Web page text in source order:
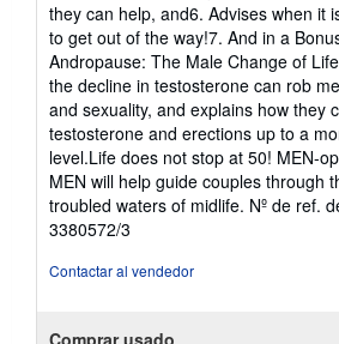
they can help, and6. Advises when it
to get out of the way!7. And in a
Andropause: The Male Change of
the decline in testosterone can rob
and sexuality, and explains how they
testosterone and erections up to a
level.Life does not stop at 50! MEN-
MEN will help guide couples through
troubled waters of midlife. Nº de ref.
3380572/3
Contactar al vendedor